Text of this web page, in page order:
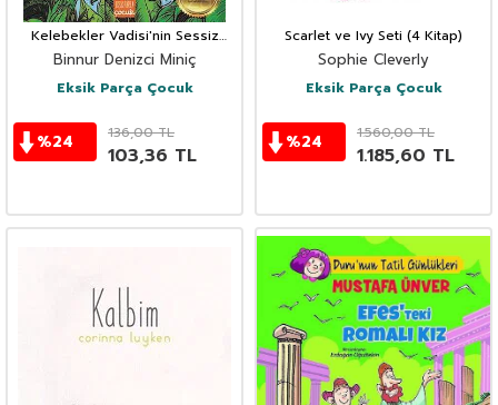
Kelebekler Vadisi'nin Sessiz
Perileri
Binnur Denizci Miniç
Eksik Parça Çocuk
%24 136,00TL
103,36 TL
Scarlet ve Ivy Seti (4 Kitap)
Sophie Cleverly
Eksik Parça Çocuk
%24 1.560,00TL
1.185,60 TL